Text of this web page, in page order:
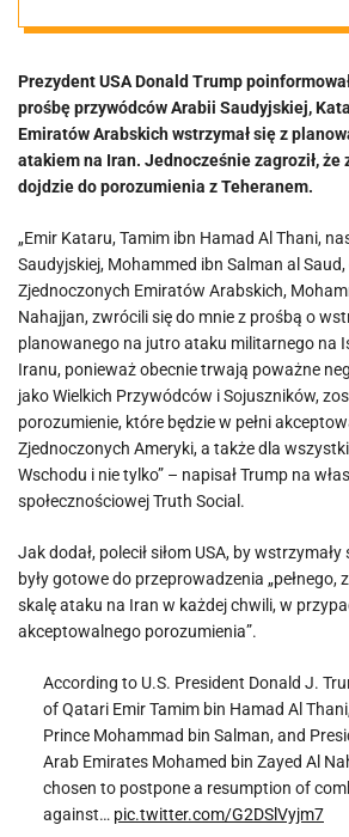
Prezydent USA Donald Trump
prośbę przywódców Arabii Saudyjskiej,
Emiratów Arabskich wstrzymał się z
atakiem na Iran. Jednocześnie zagroził,
dojdzie do porozumienia z Teheranem.
„Emir Kataru, Tamim ibn Hamad Al Thani,
Saudyjskiej, Mohammed ibn Salman al
Zjednoczonych Emiratów Arabskich,
Nahajjan, zwrócili się do mnie z prośbą o
planowanego na jutro ataku militarnego na
Iranu, ponieważ obecnie trwają poważne
jako Wielkich Przywódców i Sojuszników,
porozumienie, które będzie w pełni
Zjednoczonych Ameryki, a także dla
Wschodu i nie tylko” – napisał Trump na
społecznościowej Truth Social.
Jak dodał, polecił siłom USA, by
były gotowe do przeprowadzenia „pełnego,
skalę ataku na Iran w każdej chwili, w
akceptowalnego porozumienia”.
According to U.S. President Donald J.
of Qatari Emir Tamim bin Hamad Al
Prince Mohammad bin Salman, and
Arab Emirates Mohamed bin Zayed Al
chosen to postpone a resumption of
against… pic.twitter.com/G2DSlVyjm7